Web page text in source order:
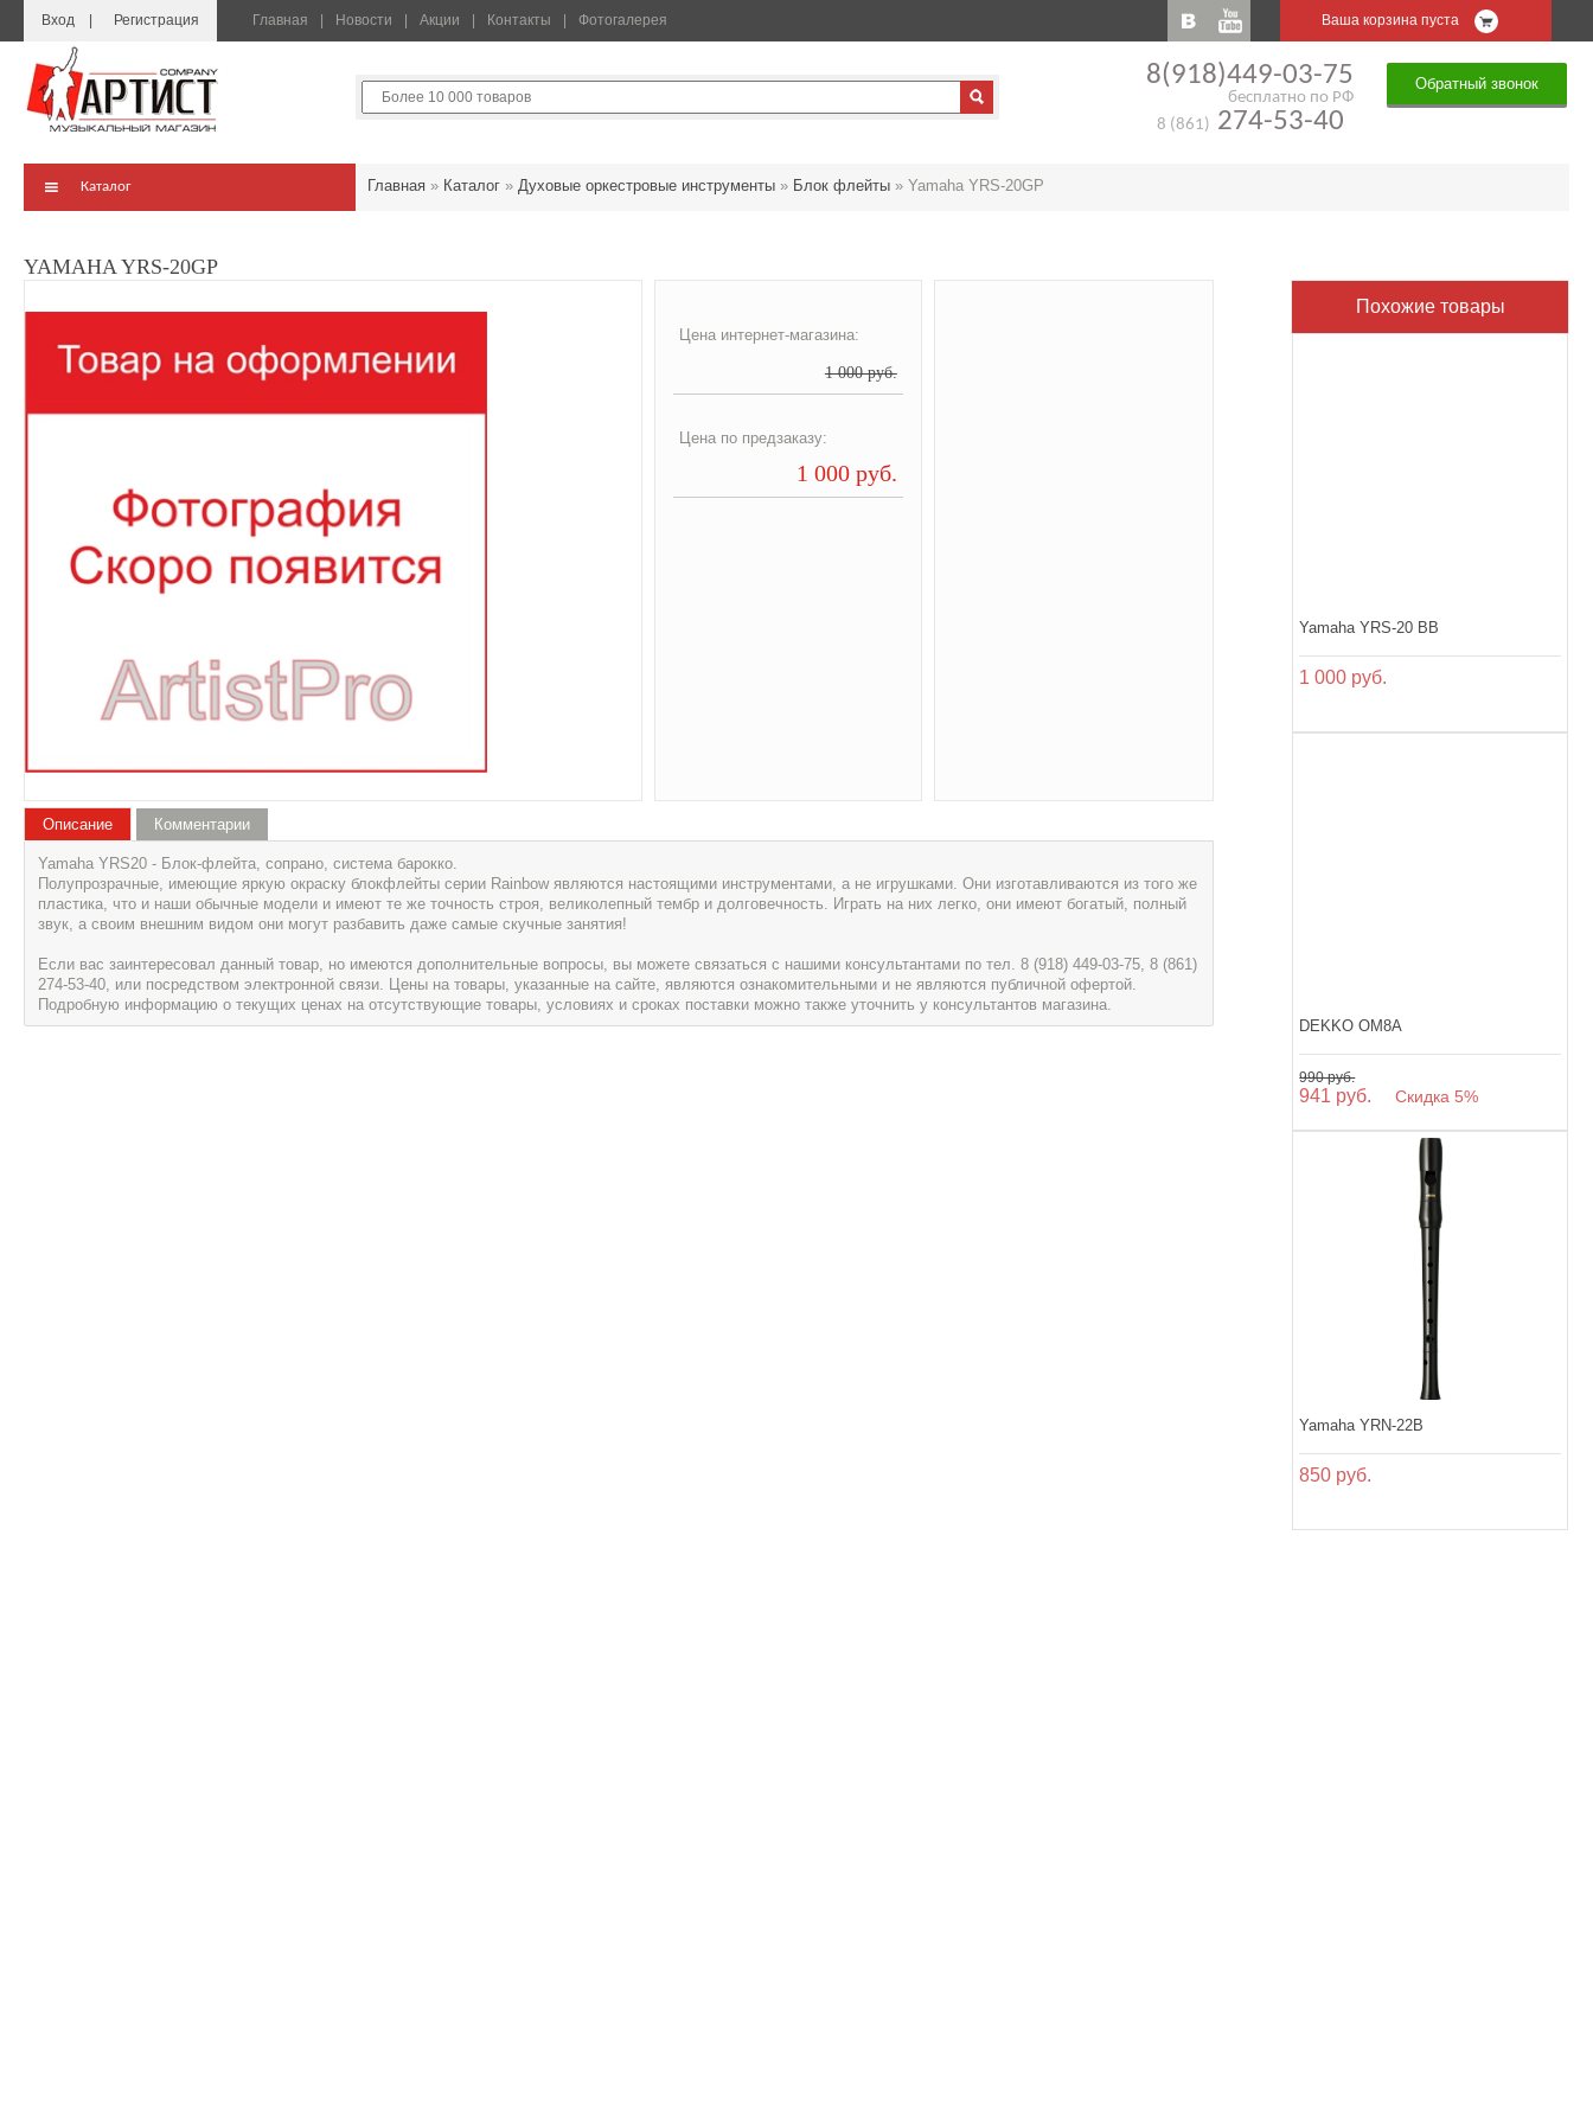
Вход Регистрация Главная Новости Акции Контакты Фотогалерея Ваша корзина пуста
8(918)449-03-75
бесплатно по РФ
8 (861) 274-53-40
Обратный звонок
Каталог Главная » Каталог » Духовые оркестровые инструменты » Блок флейты » Yamaha YRS-20GP
YAMAHA YRS-20GP
Цена интернет-магазина:
1 000 руб.
Цена по предзаказу:
1 000 руб.
Похожие товары
Yamaha YRS-20 BB
1 000 руб.
DEKKO OM8A
990 руб.
941 руб. Скидка 5%
Yamaha YRN-22B
850 руб.
Описание
Yamaha YRS20 - Блок-флейта, сопрано, система барокко.
Полупрозрачные, имеющие яркую окраску блокфлейты серии Rainbow являются настоящими инструментами, а не игрушками. Они изготавливаются из того же
пластика, что и наши обычные модели и имеют те же точность строя, великолепный тембр и долговечность. Играть на них легко, они имеют богатый, полный
звук, а своим внешним видом они могут разбавить даже самые скучные занятия!
Если вас заинтересовал данный товар, но имеются дополнительные вопросы, вы можете связаться с нашими консультантами по тел. 8 (918) 449-03-75, 8 (861)
274-53-40, или посредством электронной связи. Цены на товары, указанные на сайте, являются ознакомительными и не являются публичной офертой.
Подробную информацию о текущих ценах на отсутствующие товары, условиях и сроках поставки можно также уточнить у консультантов магазина.
Комментарии